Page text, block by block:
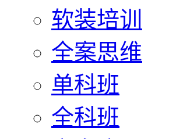
软装培训
全案思维
单科班
全科班